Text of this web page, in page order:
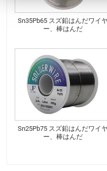
Sn35Pb65 スズ鉛はんだワイヤ
ー、棒はんだ
Sn25Pb75 スズ鉛はんだワイヤ
ー、棒はんだ